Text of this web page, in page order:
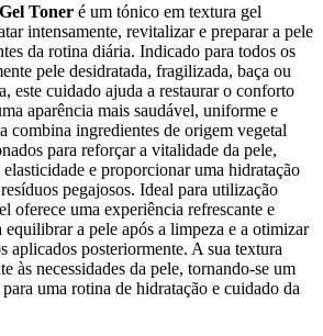
Toner é um tónico em textura gel
intensamente, revitalizar e preparar a pele
da rotina diária. Indicado para todos os
pele desidratada, fragilizada, baça ou
este cuidado ajuda a restaurar o conforto
aparência mais saudável, uniforme e
combina ingredientes de origem vegetal
para reforçar a vitalidade da pele,
elasticidade e proporcionar uma hidratação
pegajosos. Ideal para utilização
oferece uma experiência refrescante e
a pele após a limpeza e a otimizar
aplicados posteriormente. A sua textura
às necessidades da pele, tornando-se um
uma rotina de hidratação e cuidado da